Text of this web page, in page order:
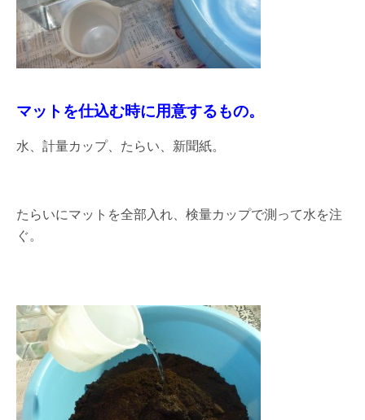
マットを仕込む時に用意するもの。
水、計量カップ、たらい、新聞紙。
たらいにマットを全部入れ、検量カップで測って水を注
ぐ。